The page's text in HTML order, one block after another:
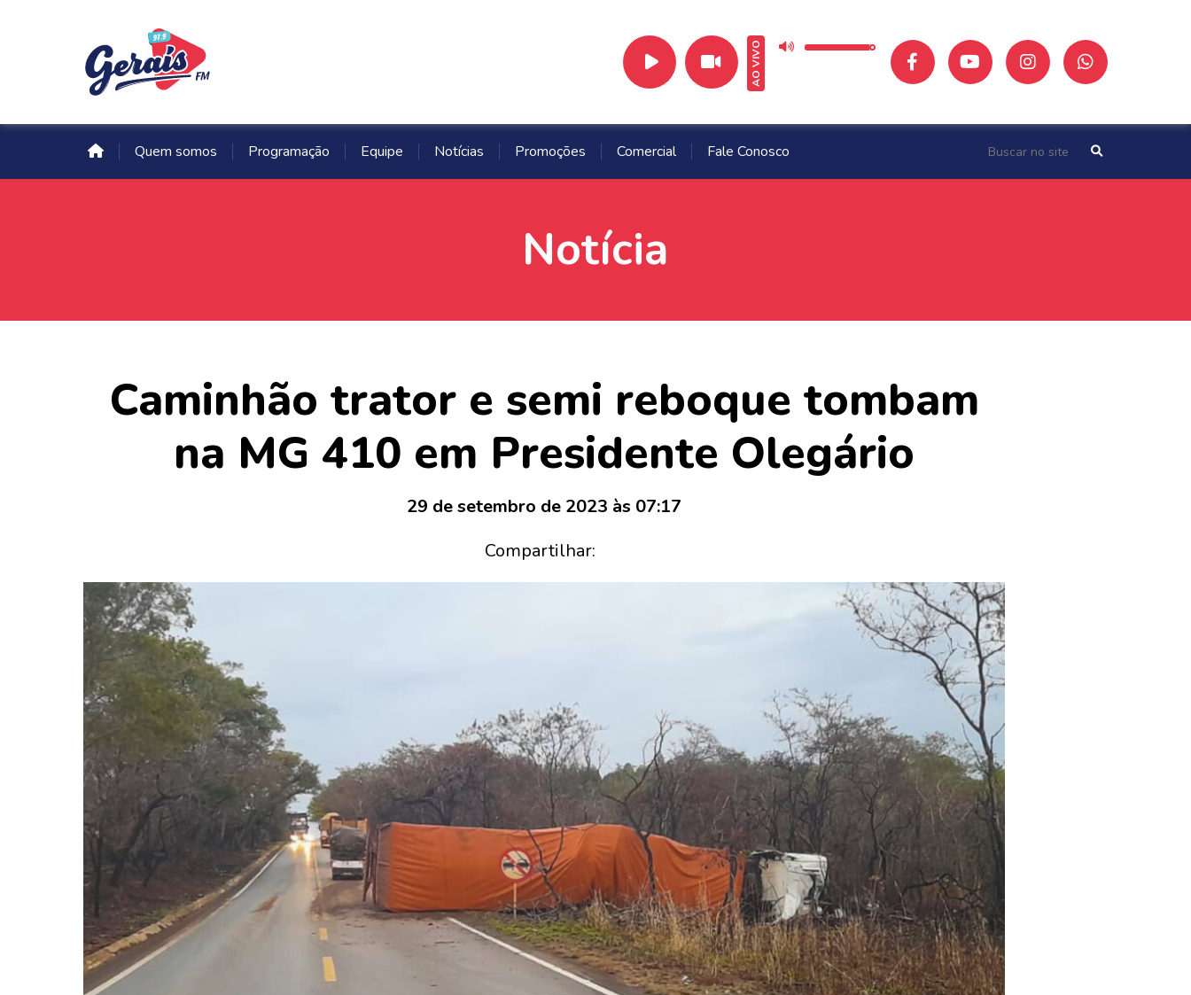
AO VIVO
Quem somos Programação Equipe Notícias Promoções Comercial Fale Conosco
Notícia
Caminhão trator e semi reboque tombam
na MG 410 em Presidente Olegário
29 de setembro de 2023 às 07:17
Compartilhar: